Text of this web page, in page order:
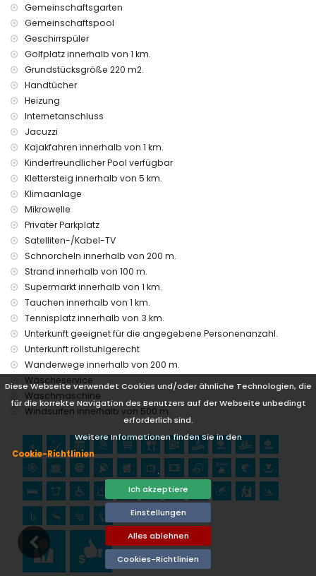
Diese Webseite verwendet Cookies und/oder ähnliche Technologien, die
für die korrekte Navigation des Benutzers auf der Webseite unbedingt
erforderlich sind.
Weitere Informationen finden Sie in den
Cookie-Richtlinien
.
Ich akzeptiere
Einstellungen
Alles ablehnen
Cookies-Richtlinien
Internet (WiFi)
Staubsauger sowie Bügeleisen und Bügelbrett
Bettwäsche und Handtücher
24-Stunden-Notdienst
Außen-Whirlpool
Ausstattung und Dienstleistungen gegen Aufpreis
Frühstück
Wäscheservice
Bodenheizung
Zusatzbett (auf Anfrage)
Unterhaltung und Freizeitaktivitäten für Ihren Urlaub in
Altea, Costa Blanca
Bar und Promenade (Maritimo) (innerhalb von 500 Metern
vom Haus)
Freizeitpark (Terra Mitica), Themenpark (Terra Mitica), Zoo
(Terra Natura), Wildpark (Terra Natura) und Wasserpark
(Aqualandia) (innerhalb von 10 Kilometern vom Haus)
Sehenswürdigkeiten und Kultur in Altea, Costa Blanca
Kilometern von der Unterkunft)
Museum (Schokoladenmuseum) und Schloss (Schloss
Guadalest) (innerhalb von 25 Kilometern von der Unterkunft)
Golf (Golf Don Cayo), Wandern, Radfahren, Kajakfahren,
Angeln, Tauchen, Schnorcheln und Windsurfen (innerhalb
von 1000 Metern von der Wohnung)
Tennis und Klettern (innerhalb von 5 Kilometern von der
Gemeinschaftsgarten
Gemeinschaftspool
Geschirrspüler
Golfplatz innerhalb von 1 km.
Grundstücksgröße 220 m2.
Handtücher
Heizung
Internetanschluss
Jacuzzi
Kajakfahren innerhalb von 1 km.
Kinderfreundlicher Pool verfügbar
Klettersteig innerhalb von 5 km.
Klimaanlage
Mikrowelle
Privater Parkplatz
Satelliten-/Kabel-TV
Schnorcheln innerhalb von 200 m.
Strand innerhalb von 100 m.
Supermarkt innerhalb von 1 km.
Tauchen innerhalb von 1 km.
Tennisplatz innerhalb von 3 km.
Unterkunft geeignet für die angegebene Personenanzahl.
Unterkunft rollstuhlgerecht
Wanderwege innerhalb von 200 m.
Wäscheservice
Waschmaschine
Windsurfen innerhalb von 500 m.